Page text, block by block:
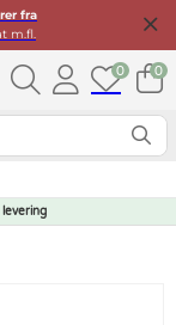
fra
m.fl.
0 0